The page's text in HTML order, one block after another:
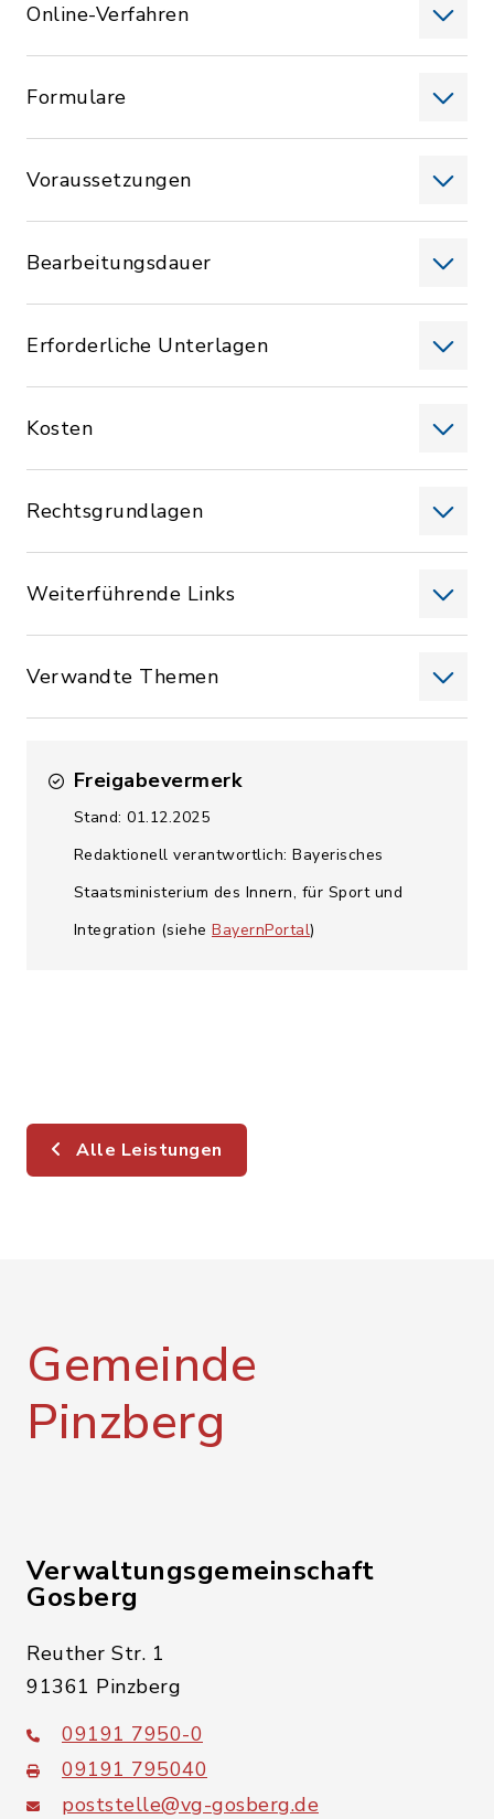
Online-Verfahren
Formulare
Voraussetzungen
Bearbeitungsdauer
Erforderliche Unterlagen
Kosten
Rechtsgrundlagen
Weiterführende Links
Verwandte Themen
Freigabevermerk
Stand: 01.12.2025
Redaktionell verantwortlich: Bayerisches
Staatsministerium des Innern, für Sport und
Integration (siehe BayernPortal)
Alle Leistungen
Gemeinde
Pinzberg
Verwaltungsgemeinschaft
Gosberg
Reuther Str. 1
91361 Pinzberg
09191 7950-0
09191 795040
poststelle@vg-gosberg.de